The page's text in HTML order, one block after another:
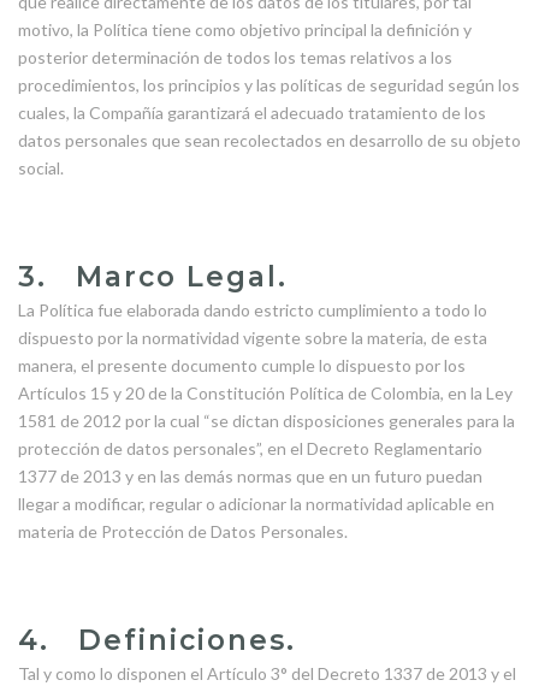
motivo, la Política tiene como objetivo principal la definición y
posterior determinación de todos los temas relativos a los
procedimientos, los principios y las políticas de seguridad según los
cuales, la Compañía garantizará el adecuado tratamiento de los
datos personales que sean recolectados en desarrollo de su objeto
social.
3. Marco Legal.
La Política fue elaborada dando estricto cumplimiento a todo lo
dispuesto por la normatividad vigente sobre la materia, de esta
manera, el presente documento cumple lo dispuesto por los
Artículos 15 y 20 de la Constitución Política de Colombia, en la Ley
1581 de 2012 por la cual “se dictan disposiciones generales para la
protección de datos personales”, en el Decreto Reglamentario
1377 de 2013 y en las demás normas que en un futuro puedan
llegar a modificar, regular o adicionar la normatividad aplicable en
materia de Protección de Datos Personales.
4. Definiciones.
Tal y como lo disponen el Artículo 3° del Decreto 1337 de 2013 y el